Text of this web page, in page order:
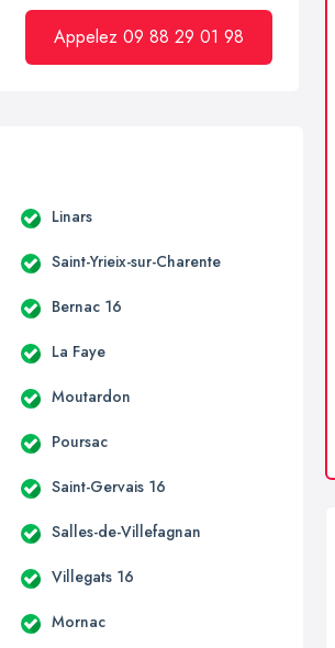
Appelez 09 88 29 01 98
Linars
Saint-Yrieix-sur-Charente
Bernac 16
La Faye
Moutardon
Poursac
Saint-Gervais 16
Salles-de-Villefagnan
Villegats 16
Mornac